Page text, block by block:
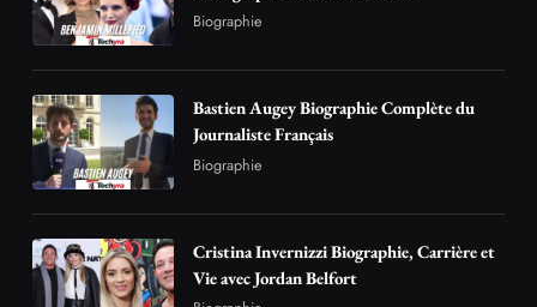
Bastien Augey Biographie Complète du
Cristina Invernizzi Biographie, Carrière et
Catégorie